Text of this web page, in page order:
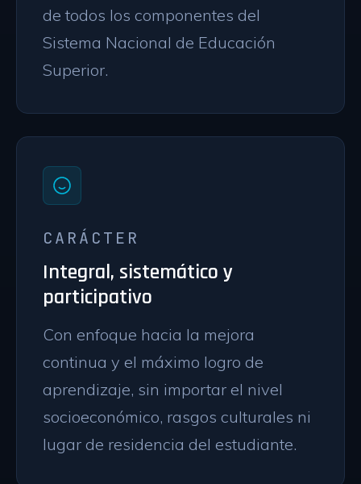
de todos los componentes del
Sistema Nacional de Educación
Superior.
CARÁCTER
Integral, sistemático y
participativo
Con enfoque hacia la mejora
continua y el máximo logro de
aprendizaje, sin importar el nivel
socioeconómico, rasgos culturales ni
lugar de residencia del estudiante.